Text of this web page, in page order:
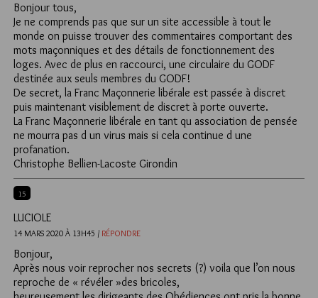
Bonjour tous,
Je ne comprends pas que sur un site accessible à tout le
monde on puisse trouver des commentaires comportant des
mots maçonniques et des détails de fonctionnement des
loges. Avec de plus en raccourci, une circulaire du GODF
destinée aux seuls membres du GODF!
De secret, la Franc Maçonnerie libérale est passée à discret
puis maintenant visiblement de discret à porte ouverte.
La Franc Maçonnerie libérale en tant qu association de pensée
ne mourra pas d un virus mais si cela continue d une
profanation.
Christophe Bellien-Lacoste Girondin
15
LUCIOLE
14 MARS 2020 À 13H45 / RÉPONDRE
Bonjour,
Après nous voir reprocher nos secrets (?) voila que l’on nous
reproche de « révéler »des bricoles,